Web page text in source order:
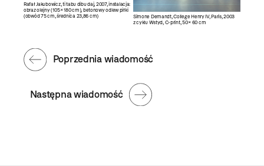
Rafał Jakubowicz, ti tabu dibu daj, 2007, instalacja:
obraz olejny (105 × 180 cm), betonowy odlew piłki
(obwód 75 cm, średnica 23,86 cm)
Simone Demandt, College Henry IV, Paris, 2003
z cyklu Wstyd, C-print, 50 × 60 cm
Następna wiadomość
Poprzednia wiadomość